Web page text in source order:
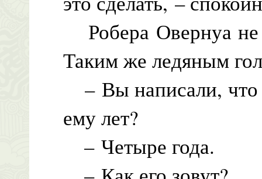
Робера Овернуа не
Таким же ледяным
– Вы написали, что
ему лет?
– Четыре года.